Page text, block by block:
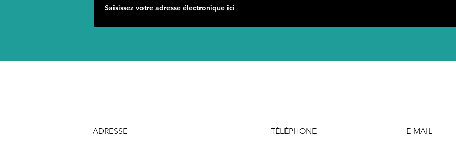
ADRESSE TÉLÉPHONE E-MAIL